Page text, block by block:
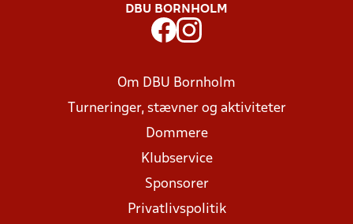
DBU BORNHOLM
Om DBU Bornholm
Turneringer, stævner og aktiviteter
Dommere
Klubservice
Sponsorer
Privatlivspolitik